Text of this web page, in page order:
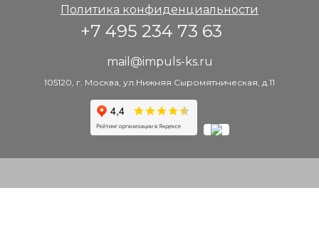
Политика конфиденциальности
+7 495 234 73 63
mail@impuls-ks.ru
105120, г. Москва, ул.Нижняя Сыромятническая, д.11